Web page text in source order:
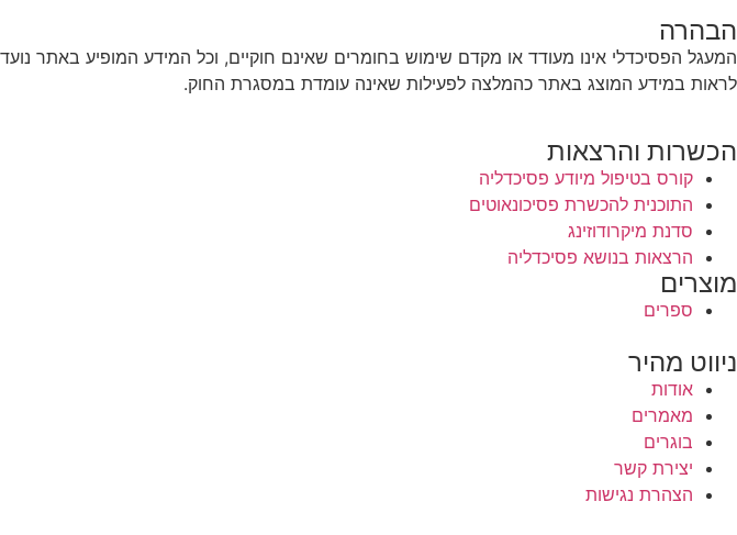
הבהרה
המעגל הפסיכדלי אינו מעודד או מקדם שימוש בחומרים שאינם חוקיים, וכל המידע המופיע באתר
לראות במידע המוצג באתר כהמלצה לפעילות שאינה עומדת במסגרת החוק.
הכשרות והרצאות
קורס בטיפול מיודע פסיכדליה
התוכנית להכשרת פסיכונאוטים
סדנת מיקרודוזינג
הרצאות בנושא פסיכדליה
מוצרים
ספרים
ניווט מהיר
אודות
מאמרים
בוגרים
יצירת קשר
הצהרת נגישות